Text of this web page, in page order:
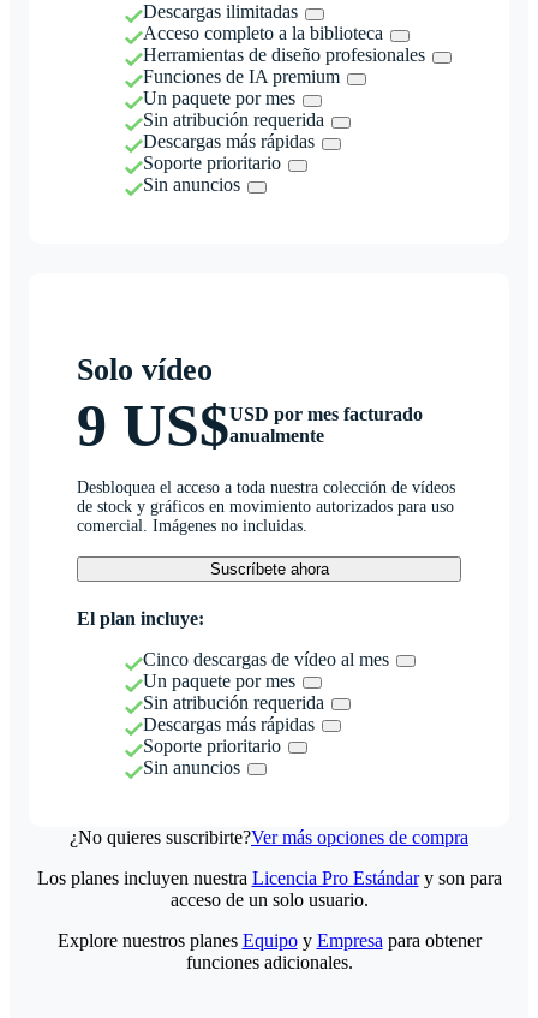
Descargas ilimitadas
Acceso completo a la biblioteca
Herramientas de diseño profesionales
Funciones de IA premium
Un paquete por mes
Sin atribución requerida
Descargas más rápidas
Soporte prioritario
Sin anuncios
Solo vídeo
9 US$USD por mes facturado
anualmente
Desbloquea el acceso a toda nuestra colección de vídeos
de stock y gráficos en movimiento autorizados para uso
comercial. Imágenes no incluidas.
Suscríbete ahora
El plan incluye:
Cinco descargas de vídeo al mes
Un paquete por mes
Sin atribución requerida
Descargas más rápidas
Soporte prioritario
Sin anuncios
¿No quieres suscribirte?Ver más opciones de compra
Los planes incluyen nuestra Licencia Pro Estándary son para
acceso de un solo usuario.
Explore nuestros planes Equipoy Empresa para obtener
funciones adicionales.